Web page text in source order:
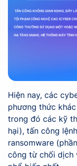
Hiện nay, các
phương thức
trong đó các kỹ
hại), tấn công
ransomware
công từ chối dịch